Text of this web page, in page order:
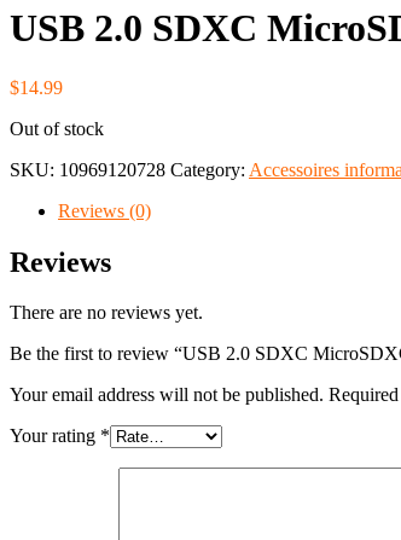
USB 2.0 SDXC
$14.99
Out of stock
SKU: 10969120728 Category: Accessoires
Reviews (0)
Reviews
There are no reviews yet.
Be the first to review “USB 2.0 SDXC
Your email address will not be published.
Your rating *